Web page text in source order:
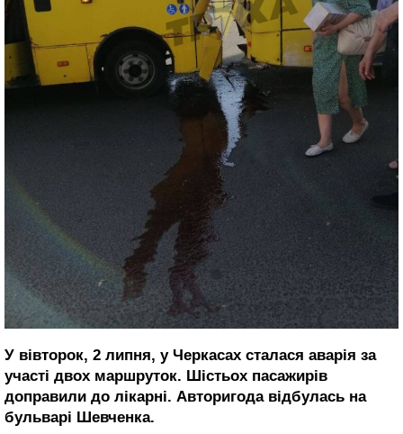
У вівторок, 2 липня, у Черкасах сталася аварія за
участі двох маршруток. Шістьох пасажирів
доправили до лікарні. Авторигода відбулась на
бульварі Шевченка.